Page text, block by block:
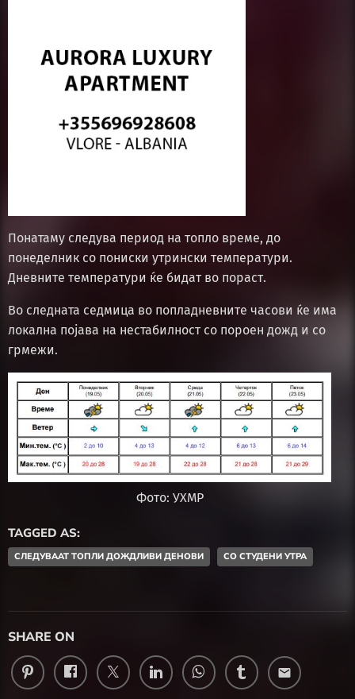
Понатаму следува период на топло време, до
понеделник со пониски утрински температури.
Дневните температури ќе бидат во пораст.
Во следната седмица во попладневните часови ќе има
локална појава на нестабилност со пороен дожд и со
грмежи.
Фото: УХМР
TAGGED AS:
СЛЕДУВААТ ТОПЛИ ДОЖДЛИВИ ДЕНОВИ СО СТУДЕНИ УТРА
SHARE ON
email